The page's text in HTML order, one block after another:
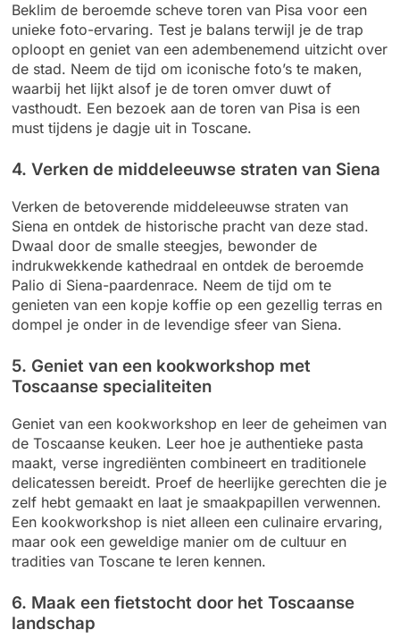
Beklim de beroemde scheve toren van Pisa voor een
unieke foto-ervaring. Test je balans terwijl je de trap
oploopt en geniet van een adembenemend uitzicht over
de stad. Neem de tijd om iconische foto’s te maken,
waarbij het lijkt alsof je de toren omver duwt of
vasthoudt. Een bezoek aan de toren van Pisa is een
must tijdens je dagje uit in Toscane.
4. Verken de middeleeuwse straten van Siena
Verken de betoverende middeleeuwse straten van
Siena en ontdek de historische pracht van deze stad.
Dwaal door de smalle steegjes, bewonder de
indrukwekkende kathedraal en ontdek de beroemde
Palio di Siena-paardenrace. Neem de tijd om te
genieten van een kopje koffie op een gezellig terras en
dompel je onder in de levendige sfeer van Siena.
5. Geniet van een kookworkshop met
Toscaanse specialiteiten
Geniet van een kookworkshop en leer de geheimen van
de Toscaanse keuken. Leer hoe je authentieke pasta
maakt, verse ingrediënten combineert en traditionele
delicatessen bereidt. Proef de heerlijke gerechten die je
zelf hebt gemaakt en laat je smaakpapillen verwennen.
Een kookworkshop is niet alleen een culinaire ervaring,
maar ook een geweldige manier om de cultuur en
tradities van Toscane te leren kennen.
6. Maak een fietstocht door het Toscaanse
landschap